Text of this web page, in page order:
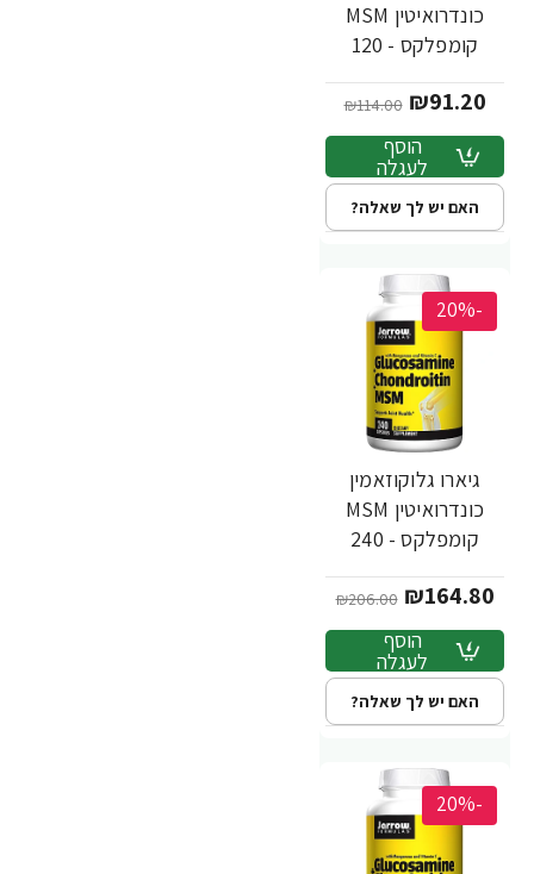
כונדרואיטין MSM
קומפלקס - 120
Jarrow Formulas
₪91.20
₪114.00
הוסף
לעגלה
האם יש לך שאלה?
-20%
גיארו גלוקוזאמין
כונדרואיטין MSM
קומפלקס - 240
Jarrow Formulas
₪164.80
₪206.00
הוסף
לעגלה
האם יש לך שאלה?
-20%